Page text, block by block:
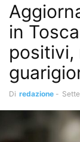
in
positivi,
Di redazione -